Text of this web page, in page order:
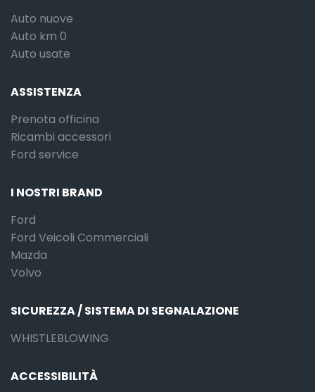
Auto nuove
Auto km 0
Auto usate
ASSISTENZA
Prenota officina
Ricambi accessori
Ford service
I NOSTRI BRAND
Ford
Ford Veicoli Commerciali
Mazda
Volvo
SICUREZZA / SISTEMA DI SEGNALAZIONE
WHISTLEBLOWING
ACCESSIBILITÀ